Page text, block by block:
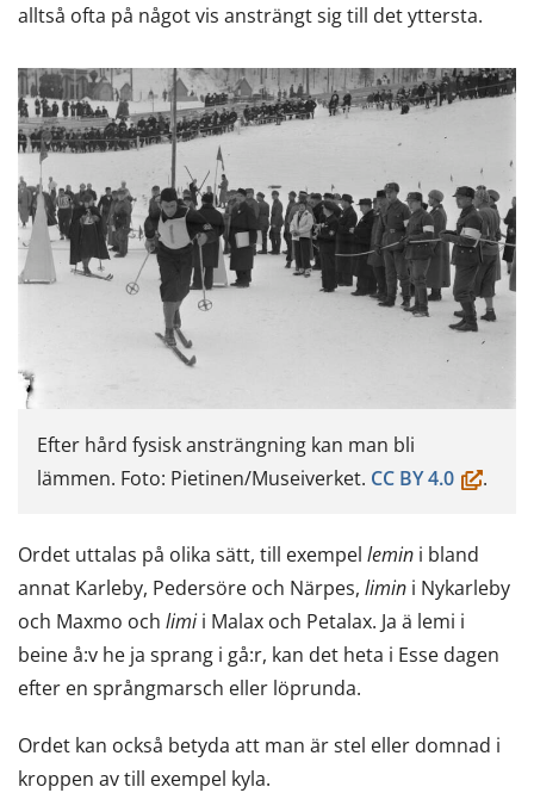
alltså ofta på något vis ansträngt sig till det yttersta.
Efter hård fysisk ansträngning kan man bli
lämmen. Foto: Pietinen/Museiverket. CC BY 4.0(öppnas
ett
nytt
fönster,
du
en
.
Ordet uttalas på olika sätt, till exempel lemin i bland
annat Karleby, Pedersöre och Närpes, limin i Nykarleby
och Maxmo och limi i Malax och Petalax. Ja ä lemi i
beine å:v he ja sprang i gå:r, kan det heta i Esse dagen
efter en språngmarsch eller löprunda.
Ordet kan också betyda att man är stel eller domnad i
kroppen av till exempel kyla.